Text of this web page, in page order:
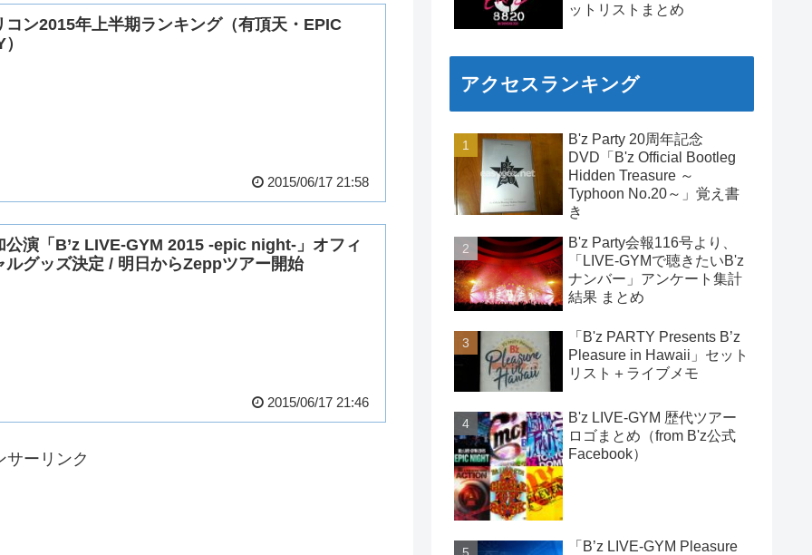
コン2015年上半期ランキング（有頂天・EPIC
2015/06/17 21:58
公演「B’z LIVE-GYM 2015 -epic night-」オフィ
ルグッズ決定 / 明日からZeppツアー開始
2015/06/17 21:46
サーリンク
ットリストまとめ
アクセスランキング
B'z Party 20周年記念
DVD「B'z Official Bootleg
Hidden Treasure ～
Typhoon No.20～」覚え書
き
B'z Party会報116号より、
「LIVE-GYMで聴きたいB'z
ナンバー」アンケート集計
結果 まとめ
「B'z PARTY Presents B’z
Pleasure in Hawaii」セット
リスト＋ライブメモ
B'z LIVE-GYM 歴代ツアー
ロゴまとめ（from B'z公式
Facebook）
「B’z LIVE-GYM Pleasure